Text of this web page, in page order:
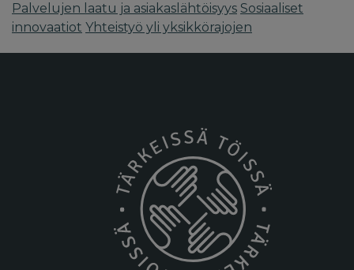
Palvelujen laatu ja asiakaslähtöisyys Sosiaaliset
innovaatiot Yhteistyö yli yksikkörajojen